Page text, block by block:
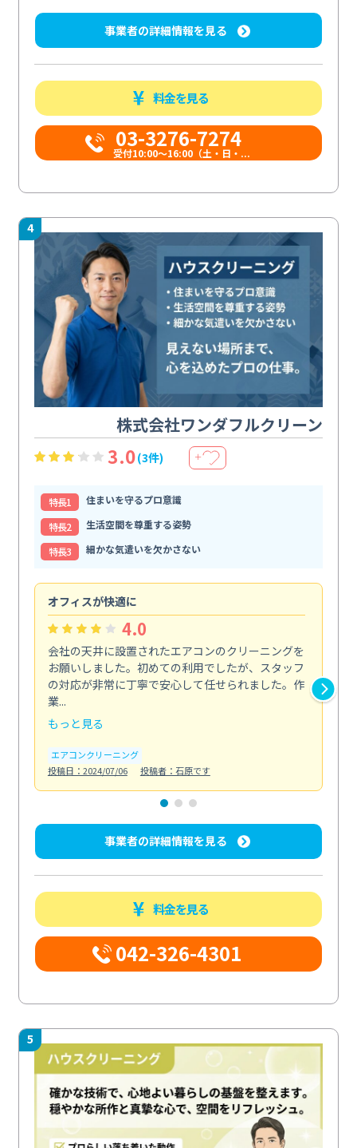
事業者の詳細情報を見る
料金を見る
03-3276-7274
受付10:00〜16:00（土・日・...
4
株式会社ワンダフルクリーン
3.0(3件) ＋
特⻑1
住まいを守るプロ意識
特⻑2
生活空間を尊重する姿勢
特⻑3
細かな気遣いを欠かさない
オフィスが快適に
4.0
会社の天井に設置されたエアコンのクリーニングを
お願いしました。初めての利用でしたが、スタッフ
の対応が非常に丁寧で安心して任せられました。作
業...
もっと見る
エアコンクリーニング
投稿日：2024/07/06
投稿者：石原です
事業者の詳細情報を見る
料金を見る
042-326-4301
5